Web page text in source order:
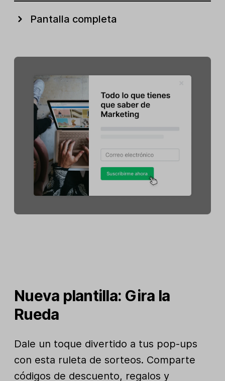
Pantalla completa
Nueva plantilla: Gira la
Rueda
Dale un toque divertido a tus pop-ups
con esta ruleta de sorteos. Comparte
códigos de descuento, regalos y